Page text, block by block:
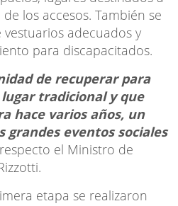
los accesos. También se
adecuados y
para discapacitados.
de recuperar para
tradicional y que
hace varios años, un
grandes eventos sociales
el Ministro de
etapa se realizaron